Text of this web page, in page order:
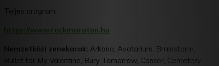
Teljes program:
https://www.rockmaraton.hu
Nemzetközi zenekarok: Arkona, Avatarium, Brainstorm,
Bullet for My Valentine, Bury Tomorrow, Cancer, Cemetery